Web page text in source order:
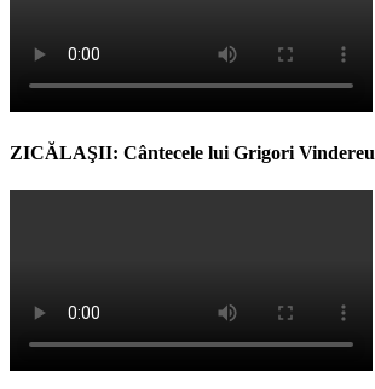
ZICĂLAŞII: Cântecele lui Grigori Vindereu